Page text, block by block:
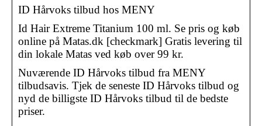
ID Hårvoks tilbud hos MENY
Id Hair Extreme Titanium 100 ml. Se pris og køb
online på Matas.dk [checkmark] Gratis levering til
din lokale Matas ved køb over 99 kr.
Nuværende ID Hårvoks tilbud fra MENY
tilbudsavis. Tjek de seneste ID Hårvoks tilbud og
nyd de billigste ID Hårvoks tilbud til de bedste
priser.